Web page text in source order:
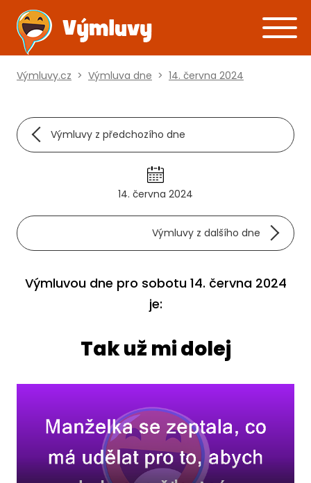
Výmluvy.cz > Výmluva dne > 14. června 2024
Výmluvy z předchozího dne
14. června 2024
Výmluvy z dalšího dne
Výmluvou dne pro sobotu 14. června 2024
je:
Tak už mi dolej